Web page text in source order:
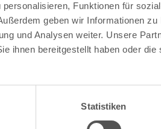
Funktionen für
geben wir Informationen
und Analysen weiter. Unsere
ihnen bereitgestellt haben oder
Statistiken